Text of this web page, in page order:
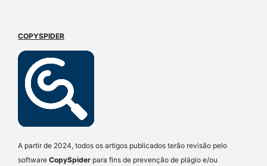
COPYSPIDER
A partir de 2024, todos os artigos publicados terão revisão pelo
software CopySpider para fins de prevenção de plágio e/ou